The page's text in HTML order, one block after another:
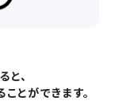
と、
とができます。